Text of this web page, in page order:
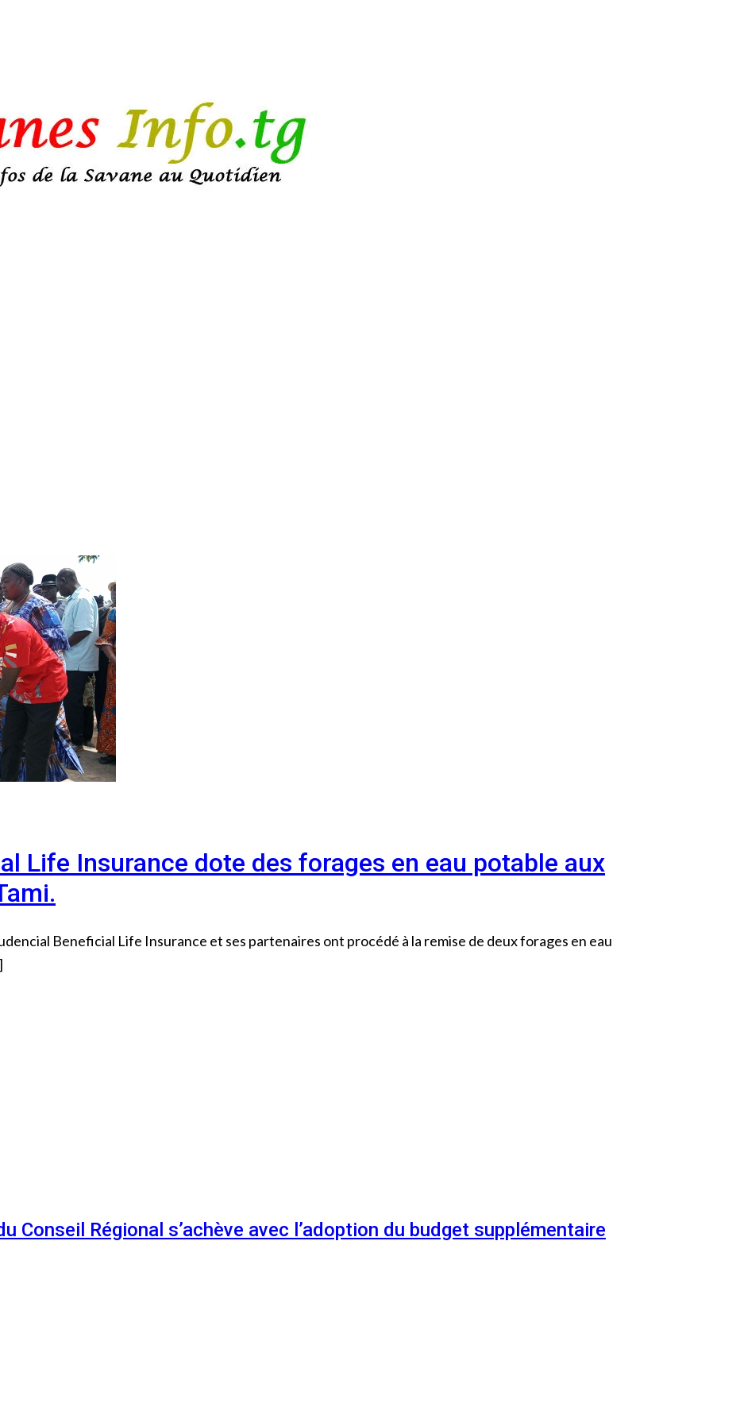
Life Insurance dote des forages en eau potable aux
Beneficial Life Insurance et ses partenaires ont procédé à la remise de deux forages en eau
Conseil Régional s’achève avec l’adoption du budget supplémentaire